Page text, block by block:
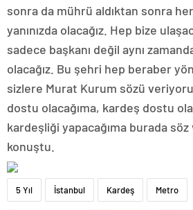
sonra da mührü aldıktan sonra her
yanınızda olacağız. Hep bize
sadece başkanı değil aynı
olacağız. Bu şehri hep beraber
sizlere Murat Kurum sözü
dostu olacağıma, kardeş dostu
kardeşliği yapacağıma burada
konuştu.
5 Yıl İstanbul Kardeş Metro